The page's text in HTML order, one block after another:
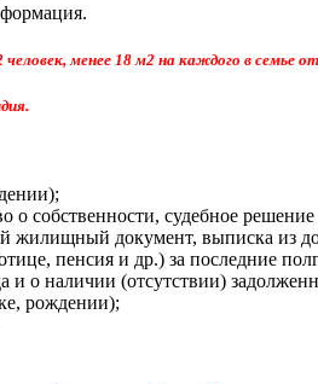
менее 18 м2 на каждого в семье
о собственности, судебное
жилищный документ, выписка из
пенсия и др.) за последние
о наличии (отсутствии)
рождении);